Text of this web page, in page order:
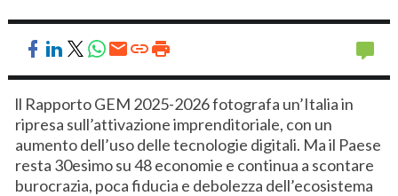
ll Rapporto GEM 2025-2026 fotografa un’Italia in
ripresa sull’attivazione imprenditoriale, con un
aumento dell’uso delle tecnologie digitali. Ma il Paese
resta 30esimo su 48 economie e continua a scontare
burocrazia, poca fiducia e debolezza dell’ecosistema